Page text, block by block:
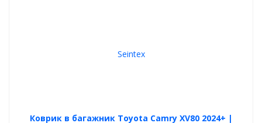
Коврик в багажник Toyota Camry XV80 2024+ |